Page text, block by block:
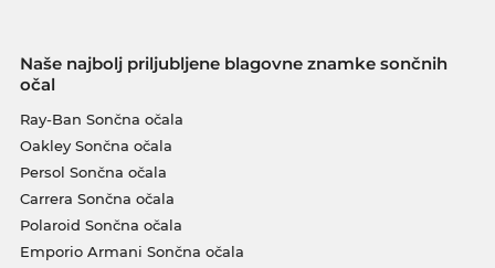
Naše najbolj priljubljene blagovne znamke sončnih
očal
Ray-Ban Sončna očala
Oakley Sončna očala
Persol Sončna očala
Carrera Sončna očala
Polaroid Sončna očala
Emporio Armani Sončna očala